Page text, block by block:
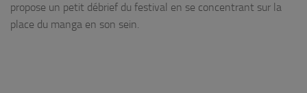
propose un petit débrief du festival en se concentrant sur la
place du manga en son sein.